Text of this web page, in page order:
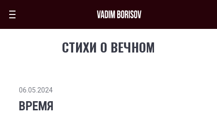
СТИХИ О ВЕЧНОМ
06.05.2024
ВРЕМЯ